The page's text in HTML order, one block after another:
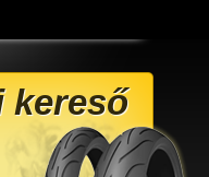
kereső